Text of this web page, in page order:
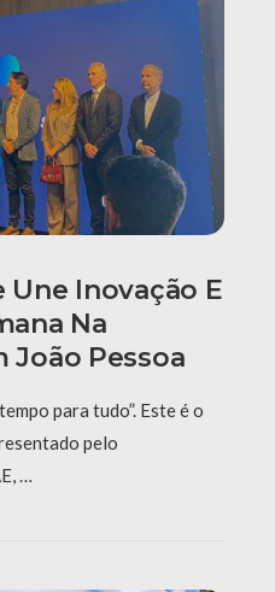
Une Inovação E
Na
João Pessoa
para tudo”. Este é o
pelo
…